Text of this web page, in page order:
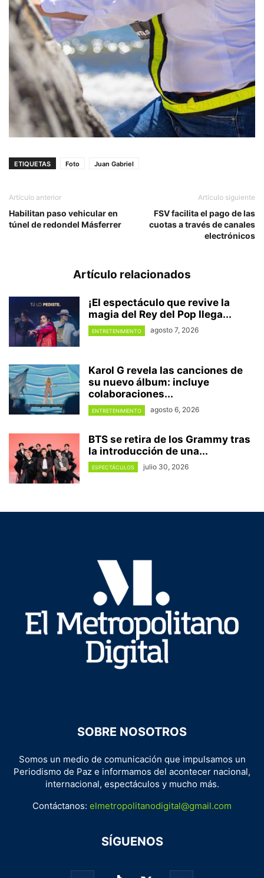
ETIQUETAS Foto Juan Gabriel
Artículo anterior
Habilitan paso vehicular en
túnel de redondel Másferrer
Artículo siguiente
FSV facilita el pago de las
cuotas a través de canales
electrónicos
Artículo relacionados
¡El espectáculo que revive la
magia del Rey del Pop llega...
ENTRETENIMIENTO agosto 7, 2026
Karol G revela las canciones de
su nuevo álbum: incluye
colaboraciones...
ENTRETENIMIENTO agosto 6, 2026
BTS se retira de los Grammy tras
la introducción de una...
ESPECTÁCULOS julio 30, 2026
SOBRE NOSOTROS
Somos un medio de comunicación que impulsamos un
Periodismo de Paz e informamos del acontecer nacional,
internacional, espectáculos y mucho más.
Contáctanos: elmetropolitanodigital@gmail.com
SÍGUENOS